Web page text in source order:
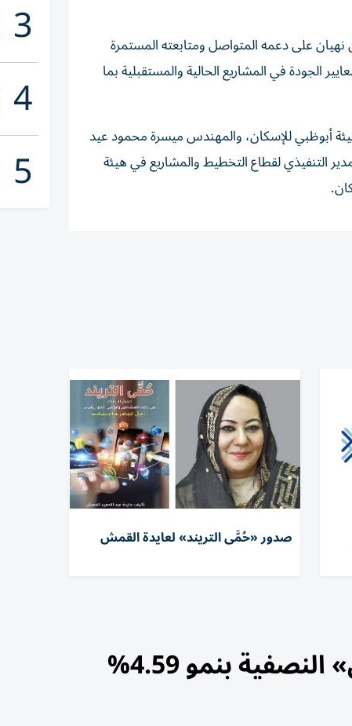
على دعمه المتواصل ومتابعته المستمرة
في المشاريع الحالية والمستقبلية بما
أبوظبي للإسكان، والمهندس ميسرة محمود عيد
التنفيذي لقطاع التخطيط والمشاريع في هيئة
صدور «حُمَّى التريند» لعايدة القمش
3
4
5